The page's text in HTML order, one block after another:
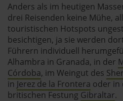
Anders als im heutigen
drei Reisenden keine Mühe,
touristischen Hotspots
besichtigen, ja sie werden
Führern individuell
Alhambra in Granada, in der
Córdoba, im Weingut des
in Jerez de la Frontera oder in
britischen Festung Gibraltar.